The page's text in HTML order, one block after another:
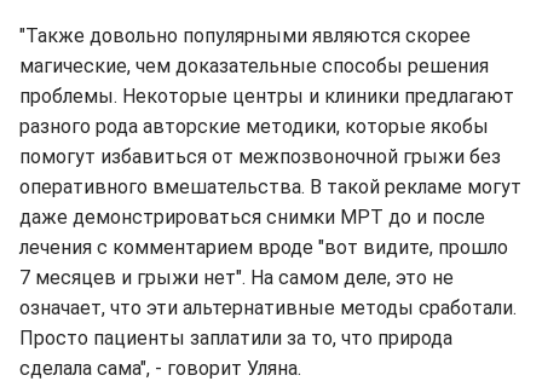
"Также довольно популярными являются скорее
магические, чем доказательные способы решения
проблемы. Некоторые центры и клиники предлагают
разного рода авторские методики, которые якобы
помогут избавиться от межпозвоночной грыжи без
оперативного вмешательства. В такой рекламе могут
даже демонстрироваться снимки МРТ до и после
лечения с комментарием вроде "вот видите, прошло
7 месяцев и грыжи нет". На самом деле, это не
означает, что эти альтернативные методы сработали.
Просто пациенты заплатили за то, что природа
сделала сама", - говорит Уляна.